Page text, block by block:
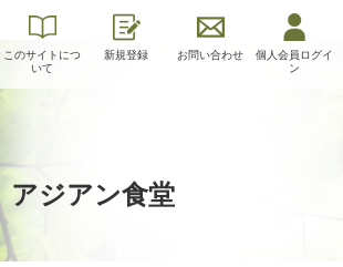
このサイトにつ
いて
新規登録 お問い合わせ
個人会員ログイ
ン
アジアン食堂